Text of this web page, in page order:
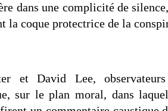
dans une complicité de
la coque protectrice de la
et David Lee,
sur le plan moral, dans